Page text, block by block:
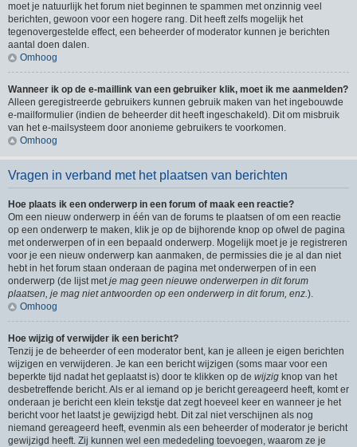
moet je natuurlijk het forum niet beginnen te spammen met onzinnig veel
berichten, gewoon voor een hogere rang. Dit heeft zelfs mogelijk het
tegenovergestelde effect, een beheerder of moderator kunnen je berichten
aantal doen dalen.
Omhoog
Wanneer ik op de e-maillink van een gebruiker klik, moet ik me aanmelden?
Alleen geregistreerde gebruikers kunnen gebruik maken van het ingebouwde
e-mailformulier (indien de beheerder dit heeft ingeschakeld). Dit om misbruik
van het e-mailsysteem door anonieme gebruikers te voorkomen.
Omhoog
Vragen in verband met het plaatsen van berichten
Hoe plaats ik een onderwerp in een forum of maak een reactie?
Om een nieuw onderwerp in één van de forums te plaatsen of om een reactie
op een onderwerp te maken, klik je op de bijhorende knop op ofwel de pagina
met onderwerpen of in een bepaald onderwerp. Mogelijk moet je je registreren
voor je een nieuw onderwerp kan aanmaken, de permissies die je al dan niet
hebt in het forum staan onderaan de pagina met onderwerpen of in een
onderwerp (de lijst metje mag geen nieuwe onderwerpen in dit forum
plaatsen, je mag niet antwoorden op een onderwerp in dit forum, enz.).
Omhoog
Hoe wijzig of verwijder ik een bericht?
Tenzij je de beheerder of een moderator bent, kan je alleen je eigen berichten
wijzigen en verwijderen. Je kan een bericht wijzigen (soms maar voor een
beperkte tijd nadat het geplaatst is) door te klikken op de wijzig knop van het
desbetreffende bericht. Als er al iemand op je bericht gereageerd heeft, komt er
onderaan je bericht een klein tekstje dat zegt hoeveel keer en wanneer je het
bericht voor het laatst je gewijzigd hebt. Dit zal niet verschijnen als nog
niemand gereageerd heeft, evenmin als een beheerder of moderator je bericht
gewijzigd heeft. Zij kunnen wel een mededeling toevoegen, waarom ze je